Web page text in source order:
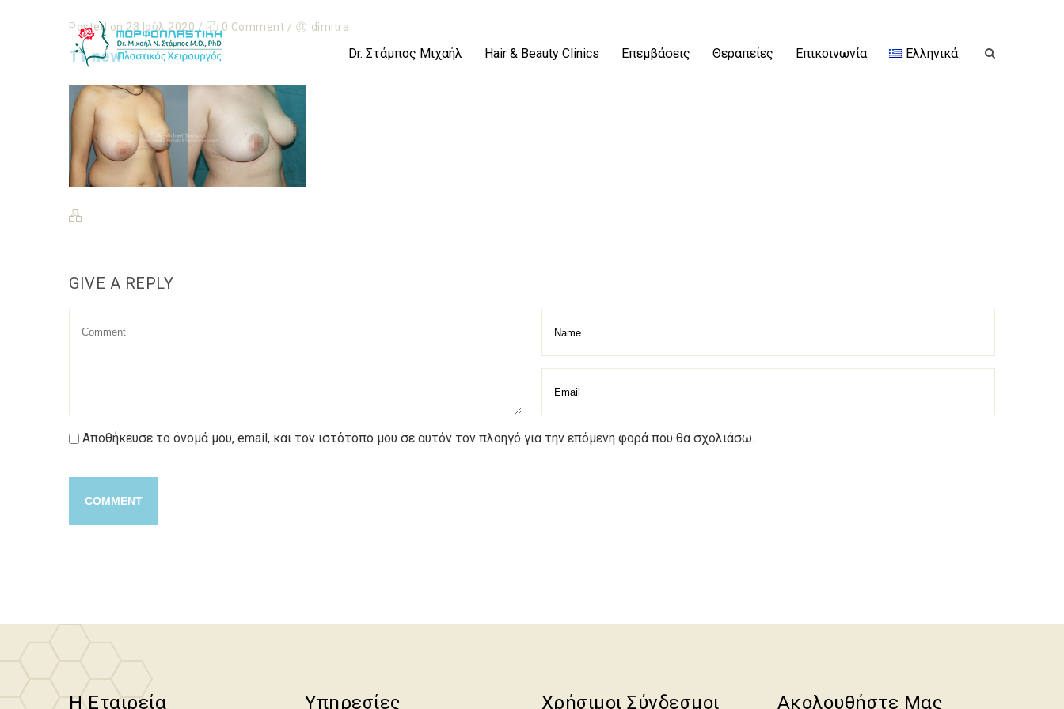
Dr. Στάμπος Μιχαήλ Hair & Beauty Clinics Επεμβάσεις Θεραπείες Επικοινωνία Ελληνικά
Posted on 23 Ιούλ 2020 / 0 Comment / dimitra
11 new
GIVE A REPLY
Αποθήκευσε το όνομά μου, email, και τον ιστότοπο μου σε αυτόν τον πλοηγό για την επόμενη φορά που θα σχολιάσω.
Η Εταιρεία Υπηρεσίες Χρήσιμοι Σύνδεσμοι Ακολουθήστε Μας